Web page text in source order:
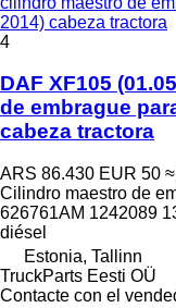
2014) cabeza tractora
4
DAF XF105
de embrague
cabeza tractora
ARS 86.430 EUR 50
Cilindro maestro de
626761AM 1242089
diésel
Estonia, Tallinn
TruckParts Eesti OÜ
Contacte con el